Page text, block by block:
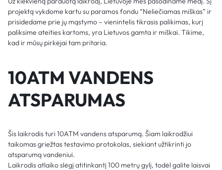
projektą vykdome kartu su paramos fondu “Neliečiamas miškas” ir
prisidedame prie jų mąstymo – vienintelis tikrasis palikimas, kurį
paliksime ateities kartoms, yra Lietuvos gamta ir miškai. Tikime,
kad ir mūsų pirkėjai tam pritaria.
10ATM VANDENS
ATSPARUMAS
Šis laikrodis turi 10ATM vandens atsparumą. Šiam laikrodžiui
taikomas griežtas testavimo protokolas, siekiant užtikrinti jo
atsparumą vandeniui.
Laikrodis atlaiko slėgį atitinkantį 100 metrų gylį, todėl galite laisvai